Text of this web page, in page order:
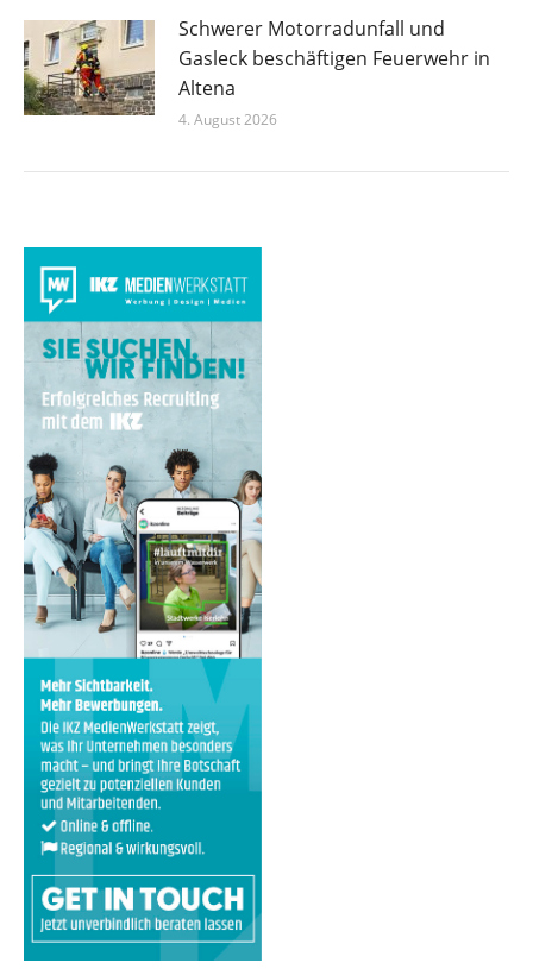
Schwerer Motorradunfall und
Gasleck beschäftigen Feuerwehr in
Altena
4. August 2026